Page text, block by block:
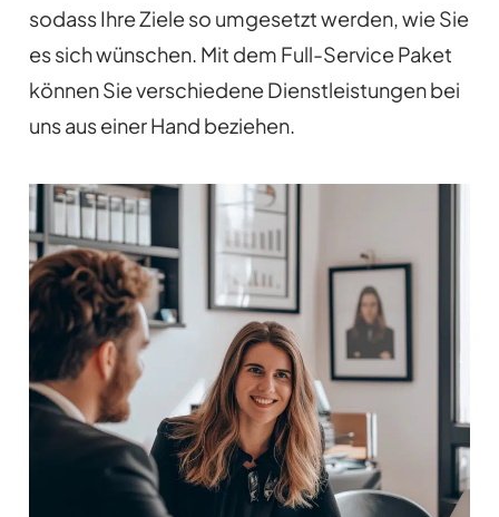
sodass Ihre Ziele so umgesetzt werden, wie Sie
es sich wünschen. Mit dem Full-Service Paket
können Sie verschiedene Dienstleistungen bei
uns aus einer Hand beziehen.